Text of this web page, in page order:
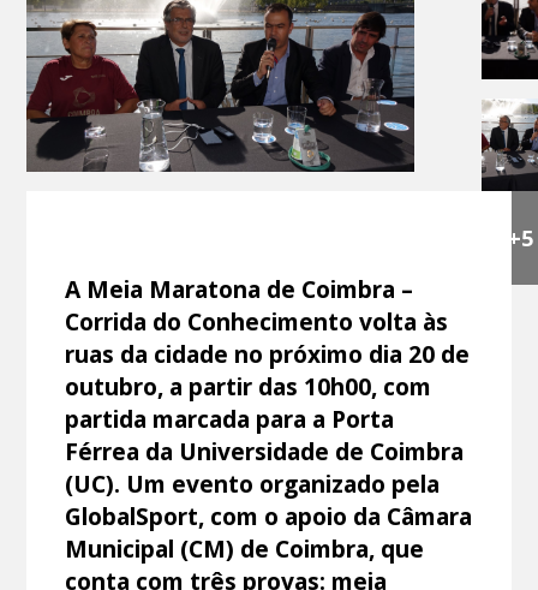
+5
A Meia Maratona de Coimbra –
Corrida do Conhecimento volta às
ruas da cidade no próximo dia 20 de
outubro, a partir das 10h00, com
partida marcada para a Porta
Férrea da Universidade de Coimbra
(UC). Um evento organizado pela
GlobalSport, com o apoio da Câmara
Municipal (CM) de Coimbra, que
conta com três provas: meia